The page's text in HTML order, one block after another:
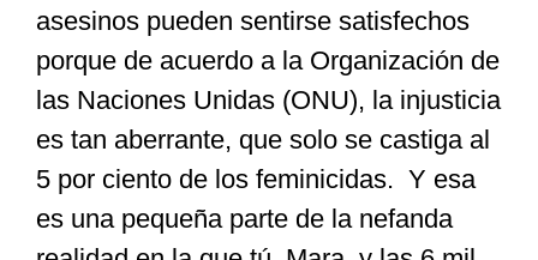
Opinión
Cultura
Nosotros
asesinos pueden sentirse satisfechos
porque de acuerdo a la Organización de
las Naciones Unidas (ONU), la injusticia
es tan aberrante, que solo se castiga al
5 por ciento de los feminicidas. Y esa
es una pequeña parte de la nefanda